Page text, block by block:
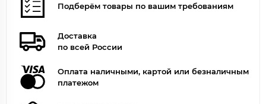
Подберём товары по вашим требованиям
Доставка
по всей России
Оплата наличными, картой или безналичным
платежом